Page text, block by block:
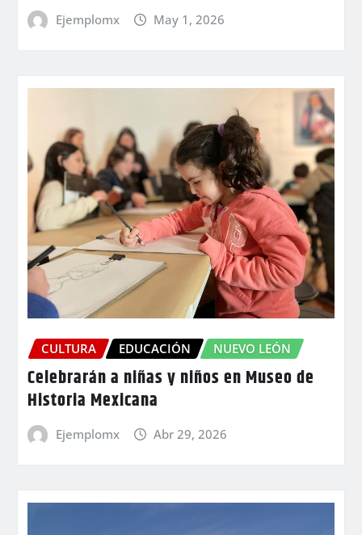
Ejemplomx May 1, 2026
CULTURA EDUCACIÓN NUEVO LEÓN
Celebrarán a niñas y niños en Museo de
Historia Mexicana
Ejemplomx Abr 29, 2026